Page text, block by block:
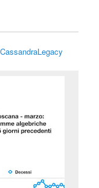
CassandraLegacy